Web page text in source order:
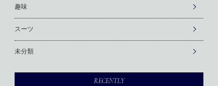
趣味
スーツ
未分類
RECENTLY